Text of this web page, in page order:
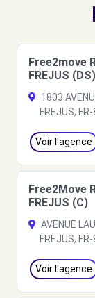
Free2move
FREJUS (DS)
1803
FREJUS,
Voir l'agence
Free2Move
FREJUS (C)
AVENUE
FREJUS,
Voir l'agence